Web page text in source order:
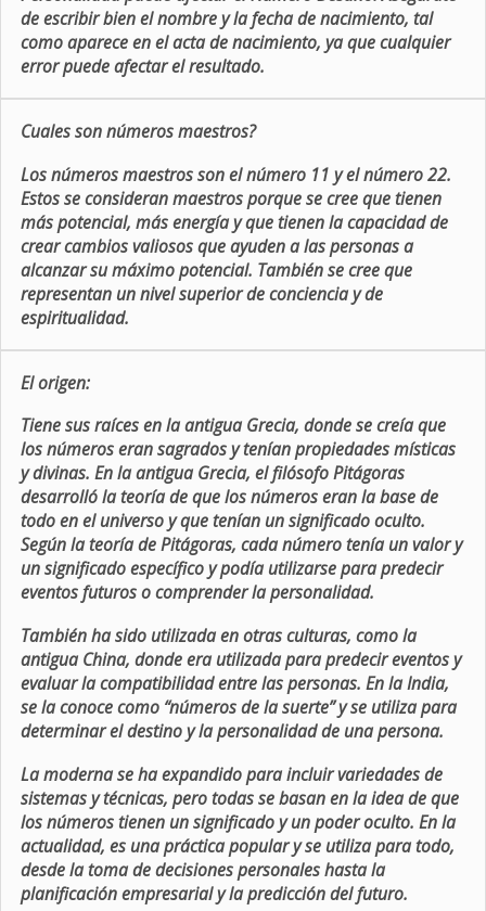
de escribir bien el nombre y la fecha de nacimiento, tal
como aparece en el acta de nacimiento, ya que cualquier
error puede afectar el resultado.
Cuales son números maestros?
Los números maestros son el número 11 y el número 22.
Estos se consideran maestros porque se cree que tienen
más potencial, más energía y que tienen la capacidad de
crear cambios valiosos que ayuden a las personas a
alcanzar su máximo potencial. También se cree que
representan un nivel superior de conciencia y de
espiritualidad.
El origen:
Tiene sus raíces en la antigua Grecia, donde se creía que
los números eran sagrados y tenían propiedades místicas
y divinas. En la antigua Grecia, el filósofo Pitágoras
desarrolló la teoría de que los números eran la base de
todo en el universo y que tenían un significado oculto.
Según la teoría de Pitágoras, cada número tenía un valor y
un significado específico y podía utilizarse para predecir
eventos futuros o comprender la personalidad.
También ha sido utilizada en otras culturas, como la
antigua China, donde era utilizada para predecir eventos y
evaluar la compatibilidad entre las personas. En la India,
se la conoce como “números de la suerte” y se utiliza para
determinar el destino y la personalidad de una persona.
La moderna se ha expandido para incluir variedades de
sistemas y técnicas, pero todas se basan en la idea de que
los números tienen un significado y un poder oculto. En la
actualidad, es una práctica popular y se utiliza para todo,
desde la toma de decisiones personales hasta la
planificación empresarial y la predicción del futuro.